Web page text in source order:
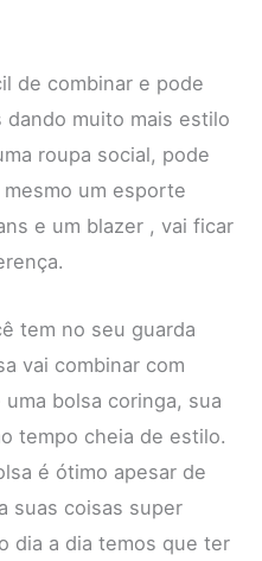
de combinar e pode
muito mais estilo
roupa social, pode
um esporte
e um blazer , vai ficar
tem no seu guarda
vai combinar com
bolsa coringa, sua
tempo cheia de estilo.
é ótimo apesar de
suas coisas super
dia a dia temos que ter